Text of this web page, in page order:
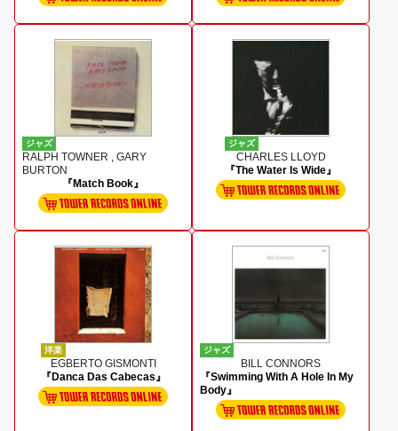
ジャズ
RALPH TOWNER , GARY
BURTON
『Match Book』
ジャズ
CHARLES LLOYD
『The Water Is Wide』
洋楽
EGBERTO GISMONTI
『Danca Das Cabecas』
ジャズ
BILL CONNORS
『Swimming With A Hole In My
Body』